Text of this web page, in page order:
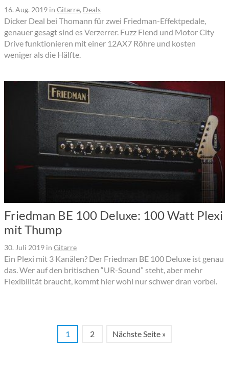
16. Aug. 2019 in Gitarre, Deals
Dicker Deal bei Thomann für zwei Friedman-Effektpedale,
genauer gesagt sind es Verzerrer. Fuzz Fiend und Motor City
Drive funktionieren mit einer 12AX7 Röhre und kosten
weniger als die Hälfte.
Friedman BE 100 Deluxe: 100 Watt Plexi
mit Thump
30. Juli 2019 in Gitarre
Ein Plexi mit 3 Kanälen? Der Friedman BE 100 Deluxe ist genau
das. Wer auf den britischen “UR-Sound” steht, aber mehr
Flexibilität braucht, kommt hier wohl nur schwer dran vorbei.
1 2 Nächste Seite »